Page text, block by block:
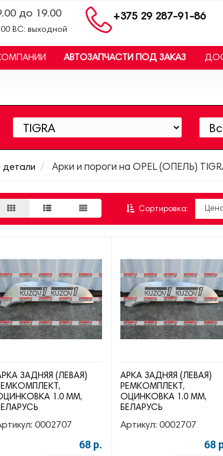
+375 29 287-91-86
до 19.00
ВС: выходной
АВТОЗАПЧАСТИ ПОД ЗАКАЗ
детали Арки и пороги на OPEL (ОПЕЛЬ)
Сортировка:
ЗАДНЯЯ (ЛЕВАЯ)
1.0 ММ,
0002707
68 р.
АРКА ЗАДНЯЯ (ЛЕВАЯ)
РЕМКОМПЛЕКТ,
ОЦИНКОВКА 1.0 ММ,
БЕЛАРУСЬ
Артикул: 0002707
68